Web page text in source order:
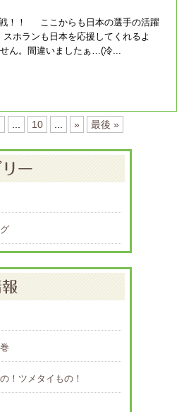
！！ ここからも日本の選手の活躍
ランも日本を応援してくれるよ
間違いましたぁ…(冷...
10 » 最後 »
！ツメタイもの！